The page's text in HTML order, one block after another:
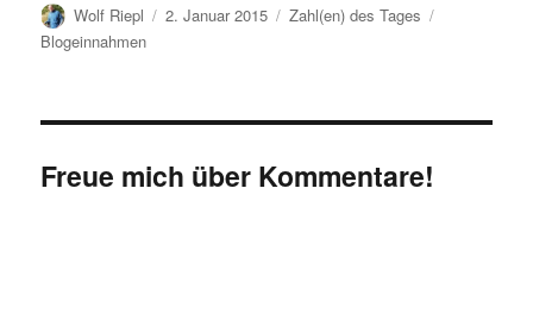
Autor
Wolf Riepl
Veröffentlicht
2. Januar 2015 Kategorien
Zahl(en) des Tages
Blogeinnahmen
Freue mich über Kommentare!